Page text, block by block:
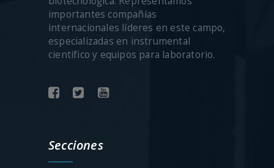
importantes compañías
internacionales líderes en este campo,
especializadas en instrumental
científico y equipos para laboratorio.
Secciones